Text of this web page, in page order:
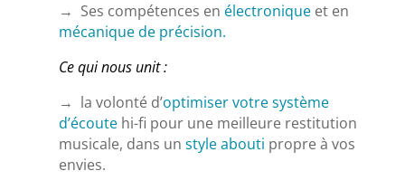
→ Ses compétences en électroniqueet en
mécanique de précision.
Ce qui nous unit :
→ la volonté d’optimiser votre système
d’écoutehi-fi pour une meilleure restitution
musicale, dans un style abouti propre à vos
envies.